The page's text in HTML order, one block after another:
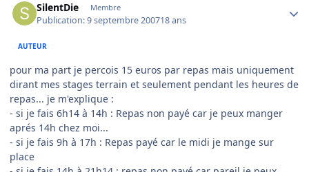
SilentDie Membre
Publication:9 septembre 200718 ans
AUTEUR
pour ma part je percois 15 euros par repas mais uniquement
dirant mes stages terrain et seulement pendant les heures de
repas... je m'explique :
- si je fais 6h14 à 14h : Repas non payé car je peux manger
aprés 14h chez moi...
- si je fais 9h à 17h : Repas payé car le midi je mange sur
place